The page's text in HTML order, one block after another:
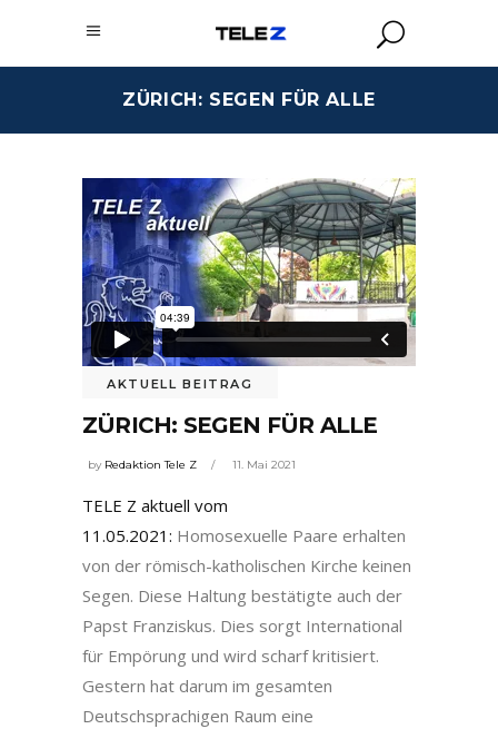
ZÜRICH: SEGEN FÜR ALLE
AKTUELL BEITRAG
ZÜRICH: SEGEN FÜR ALLE
by Redaktion Tele Z 11. Mai 2021
TELE Z aktuell vom
11.05.2021: Homosexuelle Paare erhalten
von der römisch-katholischen Kirche keinen
Segen. Diese Haltung bestätigte auch der
Papst Franziskus. Dies sorgt International
für Empörung und wird scharf kritisiert.
Gestern hat darum im gesamten
Deutschsprachigen Raum eine